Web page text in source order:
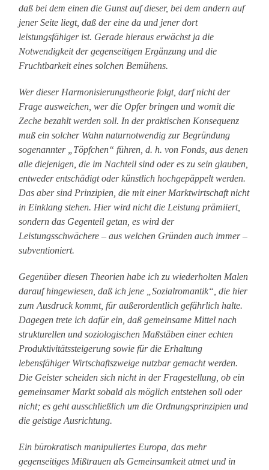
daß bei dem einen die Gunst auf dieser, bei dem andern auf
jener Seite liegt, daß der eine da und jener dort
leistungsfähiger ist. Gerade hieraus erwächst ja die
Notwendigkeit der gegenseitigen Ergänzung und die
Fruchtbarkeit eines solchen Bemühens.
Wer dieser Harmonisierungstheorie folgt, darf nicht der
Frage ausweichen, wer die Opfer bringen und womit die
Zeche bezahlt werden soll. In der praktischen Konsequenz
muß ein solcher Wahn naturnotwendig zur Begründung
sogenannter „Töpfchen“ führen, d. h. von Fonds, aus denen
alle diejenigen, die im Nachteil sind oder es zu sein glauben,
entweder entschädigt oder künstlich hochgepäppelt werden.
Das aber sind Prinzipien, die mit einer Marktwirtschaft nicht
in Einklang stehen. Hier wird nicht die Leistung prämiiert,
sondern das Gegenteil getan, es wird der
Leistungsschwächere – aus welchen Gründen auch immer –
subventioniert.
Gegenüber diesen Theorien habe ich zu wiederholten Malen
darauf hingewiesen, daß ich jene „Sozialromantik“, die hier
zum Ausdruck kommt, für außerordentlich gefährlich halte.
Dagegen trete ich dafür ein, daß gemeinsame Mittel nach
strukturellen und soziologischen Maßstäben einer echten
Produktivitätssteigerung sowie für die Erhaltung
lebensfähiger Wirtschaftszweige nutzbar gemacht werden.
Die Geister scheiden sich nicht in der Fragestellung, ob ein
gemeinsamer Markt sobald als möglich entstehen soll oder
nicht; es geht ausschließlich um die Ordnungsprinzipien und
die geistige Ausrichtung.
Ein bürokratisch manipuliertes Europa, das mehr
gegenseitiges Mißtrauen als Gemeinsamkeit atmet und in